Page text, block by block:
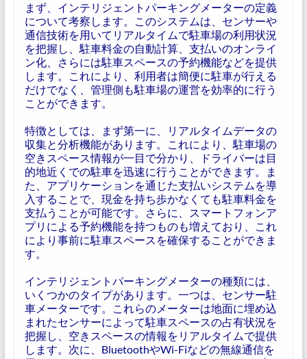
まず、インテリジェントパーキングメーターの定義
について考察します。このシステムは、センサーや
通信技術を用いてリアルタイムで駐車場の利用状況
を把握し、駐車料金の自動計算、支払いのオンライ
ン化、さらには駐車スペースの予約機能などを提供
します。これにより、利用者は簡便に駐車が行える
だけでなく、管理側も駐車場の運営を効率的に行う
ことができます。
特徴としては、まず第一に、リアルタイムデータの
収集と分析機能があります。これにより、駐車場の
空きスペース情報が一目で分かり、ドライバーは目
的地近くでの駐車を迅速に行うことができます。ま
た、アプリケーションを通じた支払いシステムを導
入することで、現金を持ち歩かなくても駐車料金を
支払うことが可能です。さらに、スマートフォンア
プリによる予約機能を持つものも増えており、これ
により事前に駐車スペースを確保することができま
す。
インテリジェントパーキングメーターの種類には、
いくつかのタイプがあります。一つは、センサー駐
車メーターです。これらのメーターは地面に埋め込
まれたセンサーによって駐車スペースの占有状況を
把握し、空きスペースの情報をリアルタイムで提供
します。次に、BluetoothやWi-Fiなどの無線通信を